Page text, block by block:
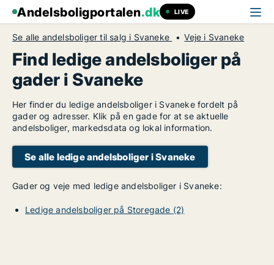
Andelsboligportalen.dk LIVE
Se alle andelsboliger til salg i Svaneke Veje i Svaneke
Find ledige andelsboliger på
gader i Svaneke
Her finder du ledige andelsboliger i Svaneke fordelt på
gader og adresser. Klik på en gade for at se aktuelle
andelsboliger, markedsdata og lokal information.
Se alle ledige andelsboliger i Svaneke
Gader og veje med ledige andelsboliger i Svaneke:
Ledige andelsboliger på Storegade (2)